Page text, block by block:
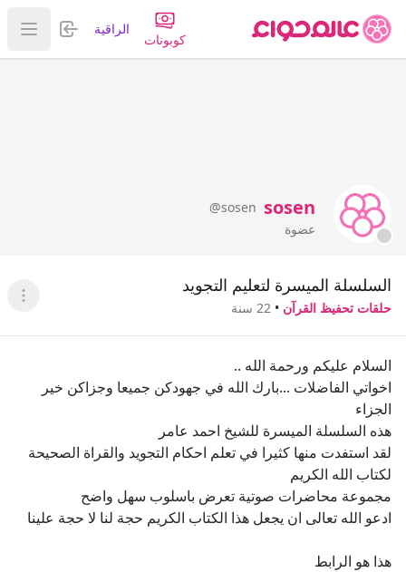
كوبونات
الراقية تسجيل
عرض
sosen
@sosen
عضوة
السلسلة الميسرة لتعليم التجويد
حلقات تحفيظ القرآن • 22 سنة عرض
السلام عليكم ورحمة الله ..
اخواتي الفاضلات ...بارك الله في جهودكن جميعا وجزاكن خير
الجزاء
هذه السلسلة الميسرة للشيخ احمد عامر
لقد استفدت منها كثيرا في تعلم احكام التجويد والقراة الصحيحة
لكتاب الله الكريم
مجموعة محاضرات صوتية تعرض باسلوب سهل واضح
ادعو الله تعالى ان يجعل هذا الكتاب الكريم حجة لنا لا حجة علينا
هذا هو الرابط